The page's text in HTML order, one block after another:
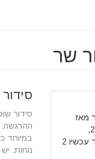
שר
מאז
28/01/2016,
פרסמתי עד עכשיו 2
סידור
ההרגשה.
במיוחד
נוחות.